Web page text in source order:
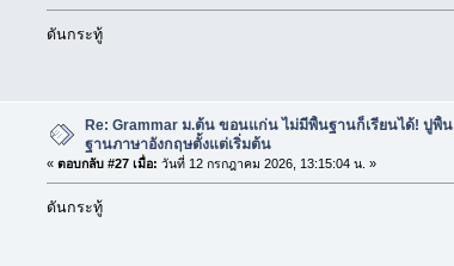
ดันกระทู้
Re: Grammar ม.ต้น ขอนแก่น ไม่มีพื้นฐานก็เรียนได้! ปูพื้น
ฐานภาษาอังกฤษตั้งแต่เริ่มต้น
« ตอบกลับ #27 เมื่อ: วันที่ 12 กรกฎาคม 2026, 13:15:04 น. »
ดันกระทู้